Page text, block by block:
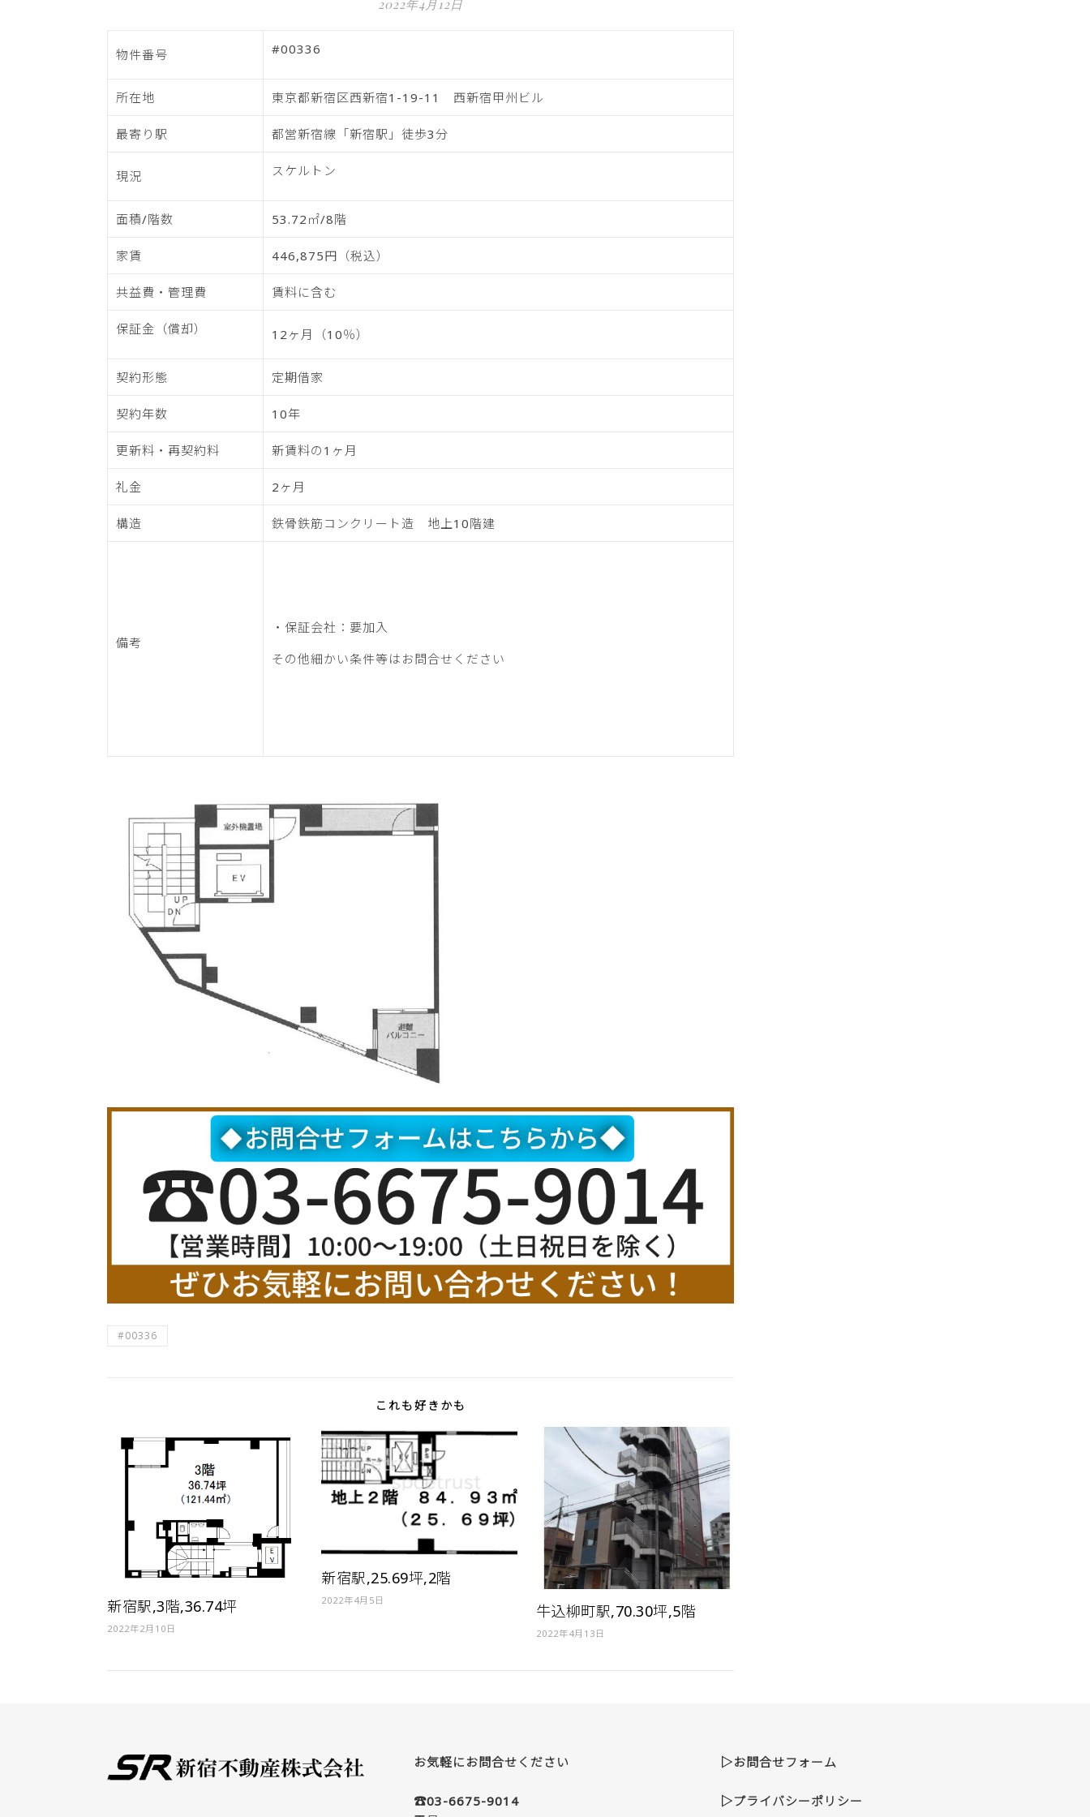
2022年4月12日
物件番号 #00336
所在地 東京都新宿区西新宿1-19-11 西新宿甲州ビル
最寄り駅 都営新宿線「新宿駅」徒歩3分
現況 スケルトン
面積/階数 53.72㎡/8階
家賃 446,875円（税込）
共益費・管理費 賃料に含む
保証金（償却） 12ヶ月（10％）
契約形態 定期借家
契約年数 10年
更新料・再契約料 新賃料の1ヶ月
礼金 2ヶ月
構造 鉄骨鉄筋コンクリート造 地上10階建
備考
・保証会社：要加入
その他細かい条件等はお問合せください
#00336
これも好きかも
新宿駅,3階,36.74坪
2022年2月10日
新宿駅,25.69坪,2階
2022年4月5日
牛込柳町駅,70.30坪,5階
2022年4月13日
お気軽にお問合せください
☎03-6675-9014
▷お問合せフォーム
▷プライバシーポリシー